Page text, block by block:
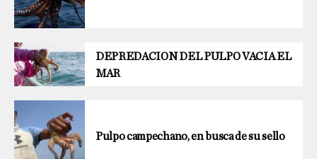
DEPREDACION DEL PULPO VACIA EL
MAR
Pulpo campechano, en busca de su sello